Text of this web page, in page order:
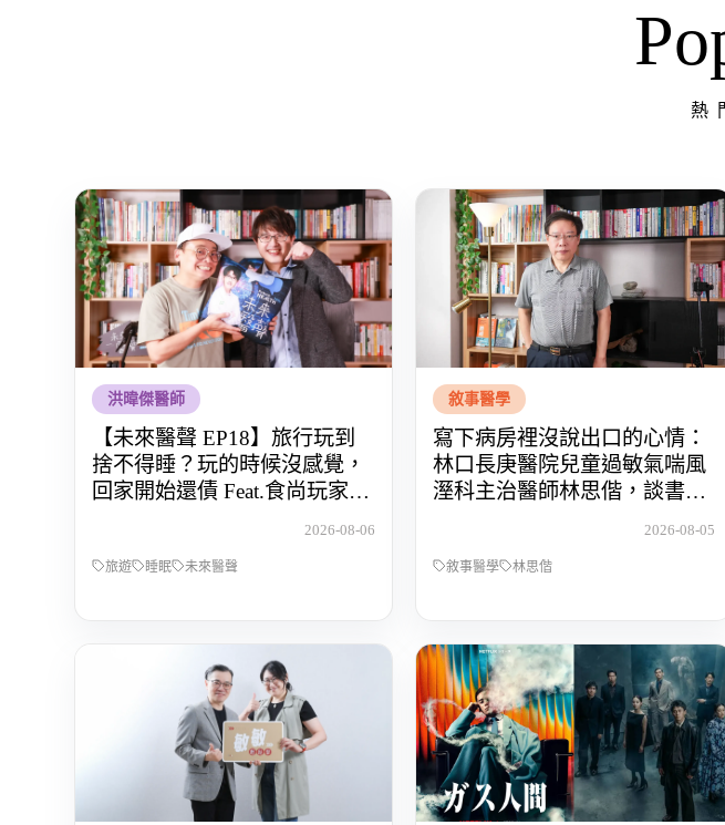
熱
洪暐傑醫師
【未來醫聲 EP18】旅行玩到
捨不得睡？玩的時候沒感覺，
回家開始還債 Feat.食尚玩家
2026-08-06
旅遊 睡眠 未來醫聲
敘事醫學
寫下病房裡沒說出口的心情：
林口長庚醫院兒童過敏氣喘風
溼科主治醫師林思偕，談書寫
2026-08-05
敘事醫學 林思偕